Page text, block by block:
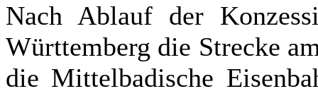
Nach Ablauf der
Württemberg die Strecke
die Mittelbadische